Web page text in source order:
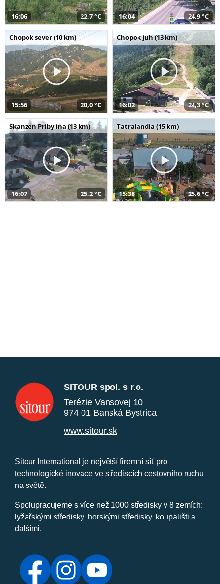
16:06 22,7 °C 16:04 24,9 °C
Chopok sever (10 km)
15:56 20,0 °C
Chopok juh (13 km)
16:02 24,3 °C
Skanzen Pribylina (13 km)
16:07 25,2 °C
Tatralandia (15 km)
15:38 25,6 °C
SITOUR spol. s r.o.
Terézie Vansovej 10
974 01 Banská Bystrica
www.sitour.sk
Sitour International je největší firemní síť pro
technologické inovace ve střediscích cestovního ruchu
na světě.
Spolupracujeme s více než 1000 středisky v 8 zemích:
lyžařskými středisky, horskými středisky, koupališti a
dalšími.